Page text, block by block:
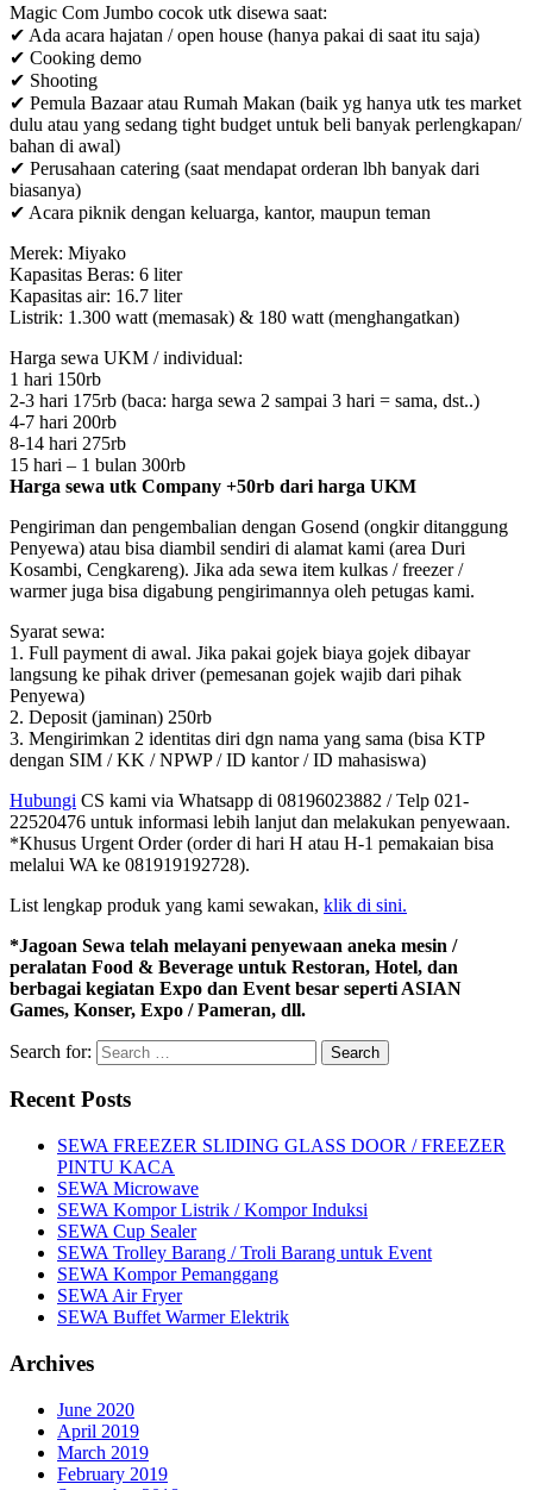
Magic Com Jumbo cocok utk disewa saat:
✔ Ada acara hajatan / open house (hanya pakai di saat itu saja)
✔ Cooking demo
✔ Shooting
✔ Pemula Bazaar atau Rumah Makan (baik yg hanya utk tes market
dulu atau yang sedang tight budget untuk beli banyak perlengkapan/
bahan di awal)
✔ Perusahaan catering (saat mendapat orderan lbh banyak dari
biasanya)
✔ Acara piknik dengan keluarga, kantor, maupun teman
Merek: Miyako
Kapasitas Beras: 6 liter
Kapasitas air: 16.7 liter
Listrik: 1.300 watt (memasak) & 180 watt (menghangatkan)
Harga sewa UKM / individual:
1 hari 150rb
2-3 hari 175rb (baca: harga sewa 2 sampai 3 hari = sama, dst..)
4-7 hari 200rb
8-14 hari 275rb
15 hari – 1 bulan 300rb
Harga sewa utk Company +50rb dari harga UKM
Pengiriman dan pengembalian dengan Gosend (ongkir ditanggung
Penyewa) atau bisa diambil sendiri di alamat kami (area Duri
Kosambi, Cengkareng). Jika ada sewa item kulkas / freezer /
warmer juga bisa digabung pengirimannya oleh petugas kami.
Syarat sewa:
1. Full payment di awal. Jika pakai gojek biaya gojek dibayar
langsung ke pihak driver (pemesanan gojek wajib dari pihak
Penyewa)
2. Deposit (jaminan) 250rb
3. Mengirimkan 2 identitas diri dgn nama yang sama (bisa KTP
dengan SIM / KK / NPWP / ID kantor / ID mahasiswa)
Hubungi CS kami via Whatsapp di 08196023882 / Telp 021-
22520476 untuk informasi lebih lanjut dan melakukan penyewaan.
*Khusus Urgent Order (order di hari H atau H-1 pemakaian bisa
melalui WA ke 081919192728).
List lengkap produk yang kami sewakan, klik di sini.
*Jagoan Sewa telah melayani penyewaan aneka mesin /
peralatan Food & Beverage untuk Restoran, Hotel, dan
berbagai kegiatan Expo dan Event besar seperti ASIAN
Games, Konser, Expo / Pameran, dll.
Search for:
Recent Posts
SEWA FREEZER SLIDING GLASS DOOR / FREEZER
PINTU KACA
SEWA Microwave
SEWA Kompor Listrik / Kompor Induksi
SEWA Cup Sealer
SEWA Trolley Barang / Troli Barang untuk Event
SEWA Kompor Pemanggang
SEWA Air Fryer
SEWA Buffet Warmer Elektrik
Archives
June 2020
April 2019
March 2019
February 2019